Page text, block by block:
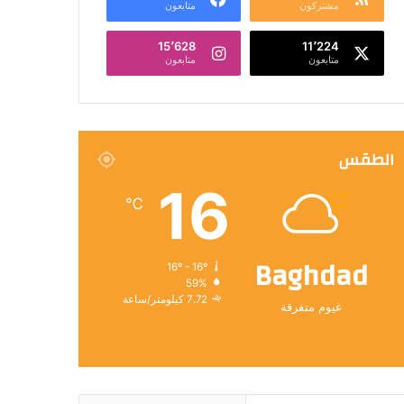
مشتركون متابعون
11٬224
متابعون
15٬628
متابعون
الطقس
Baghdad
غيوم متفرقة
16
℃
16º - 16º
59%
7.72 كيلومتر/ساعة